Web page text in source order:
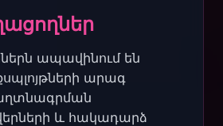
ապավինում են
արագ
և հակադարձ